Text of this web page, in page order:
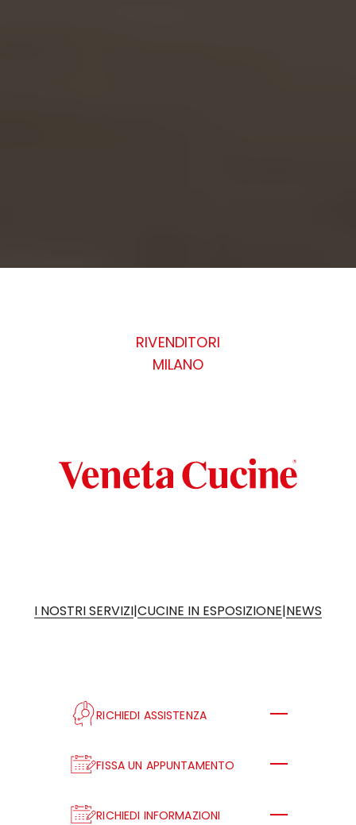
RIVENDITORI
MILANO
I NOSTRI SERVIZI|CUCINE IN ESPOSIZIONE|NEWS
RICHIEDI ASSISTENZA
FISSA UN APPUNTAMENTO
RICHIEDI INFORMAZIONI